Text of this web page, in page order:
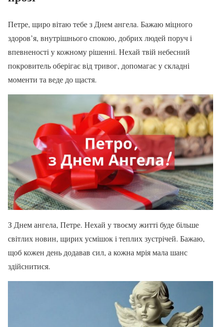
Петре, щиро вітаю тебе з Днем ангела. Бажаю міцного
здоров’я, внутрішнього спокою, добрих людей поруч і
впевненості у кожному рішенні. Нехай твій небесний
покровитель оберігає від тривог, допомагає у складні
моменти та веде до щастя.
З Днем ангела, Петре. Нехай у твоєму житті буде більше
світлих новин, щирих усмішок і теплих зустрічей. Бажаю,
щоб кожен день додавав сил, а кожна мрія мала шанс
здійснитися.